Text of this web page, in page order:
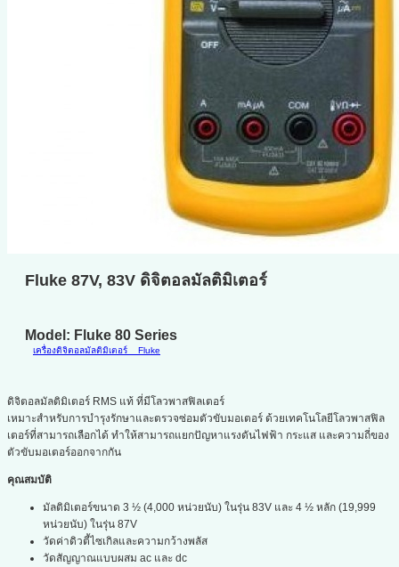
Fluke 87V, 83V ดิจิตอลมัลติมิเตอร์
Model: Fluke 80 Series
เครื่องดิจิตอลมัลติมิเตอร์ Fluke
ดิจิตอลมัลติมิเตอร์ RMS แท้ ที่มีโลวพาสฟิลเตอร์
เหมาะสำหรับการบำรุงรักษาและตรวจซ่อมตัวขับมอเตอร์ ด้วยเทคโนโลยีโลวพาสฟิล
เตอร์ที่สามารถเลือกได้ ทำให้สามารถแยกปัญหาแรงดันไฟฟ้า กระแส และความถี่ของ
ตัวขับมอเตอร์ออกจากกัน
คุณสมบัติ
มัลติมิเตอร์ขนาด 3 ½ (4,000 หน่วยนับ) ในรุ่น 83V และ 4 ½ หลัก (19,999
หน่วยนับ) ในรุ่น 87V
วัดค่าดิวตี้ไซเกิลและความกว้างพลัส
วัดสัญญาณแบบผสม ac และ dc